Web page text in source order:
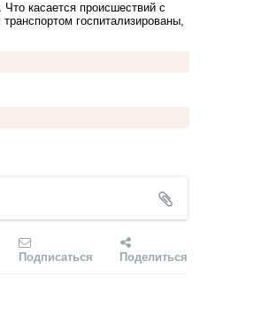
касается происшествий с
госпитализированы,
Подписаться Поделиться